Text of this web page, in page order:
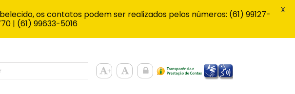
os contatos podem ser realizados pelos números: (61) 99127-
| (61) 99633-5016
X